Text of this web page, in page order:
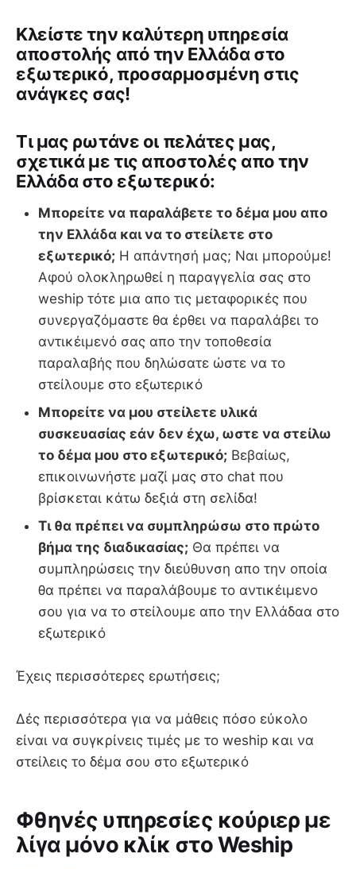
Κλείστε την καλύτερη υπηρεσία
αποστολής από την Ελλάδα στο
εξωτερικό, προσαρμοσμένη στις
ανάγκες σας!
Tι μας ρωτάνε οι πελάτες μας,
σχετικά με τις αποστολές απο την
Ελλάδα στο εξωτερικό:
Μπορείτε να παραλάβετε το δέμα μου απο
την Ελλάδα και να το στείλετε στο
εξωτερικό; Η απάντησή μας; Ναι μπορούμε!
Αφού ολοκληρωθεί η παραγγελία σας στο
weship τότε μια απο τις μεταφορικές που
συνεργαζόμαστε θα έρθει να παραλάβει το
αντικέιμενό σας απο την τοποθεσία
παραλαβής που δηλώσατε ώστε να το
στείλουμε στο εξωτερικό
Μπορείτε να μου στείλετε υλικά
συσκευασίας εάν δεν έχω, ωστε να στείλω
το δέμα μου στο εξωτερικό; Βεβαίως,
επικοινωνήστε μαζί μας στο chat που
βρίσκεται κάτω δεξιά στη σελίδα!
Τι θα πρέπει να συμπληρώσω στο πρώτο
βήμα της διαδικασίας; Θα πρέπει να
συμπληρώσεις την διεύθυνση απο την οποία
θα πρέπει να παραλάβουμε το αντικέιμενο
σου για να το στείλουμε απο την Ελλάδαα στο
εξωτερικό
Έχεις περισσότερες ερωτήσεις;
Δές περισσότερα για να μάθεις πόσο εύκολο
είναι να συγκρίνεις τιμές με το weship και να
στείλεις το δέμα σου στο εξωτερικό
Φθηνές υπηρεσίες κούριερ με
λίγα μόνο κλίκ στο Weship